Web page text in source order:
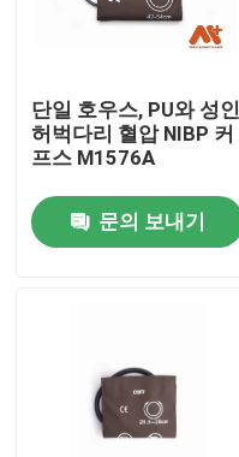
제품 소개
단일 호우스, PU와 성인
허벅다리 혈압 NIBP 커
프스 M1576A
문의 보내기